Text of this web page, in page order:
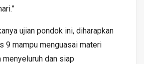
ujian pondok ini, diharapkan
9 mampu menguasai materi
menyeluruh dan siap